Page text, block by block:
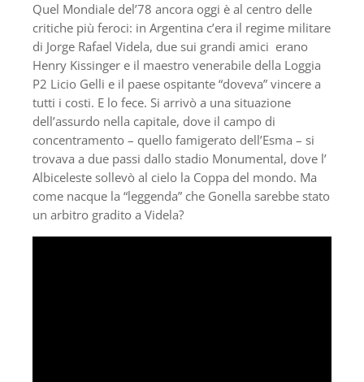
Quel Mondiale del’78 ancora oggi è al centro delle
critiche più feroci: in Argentina c’era il regime militare
di Jorge Rafael Videla, due sui grandi amici erano
Henry Kissinger e il maestro venerabile della Loggia
P2 Licio Gelli e il paese ospitante “doveva” vincere a
tutti i costi. E lo fece. Si arrivò a una situazione
dell’assurdo nella capitale, dove il campo di
concentramento – quello famigerato dell’Esma – si
trovava a due passi dallo stadio Monumental, dove l’
Albiceleste sollevò al cielo la Coppa del mondo. Ma
come nacque la “leggenda” che Gonella sarebbe stato
un arbitro gradito a Videla?